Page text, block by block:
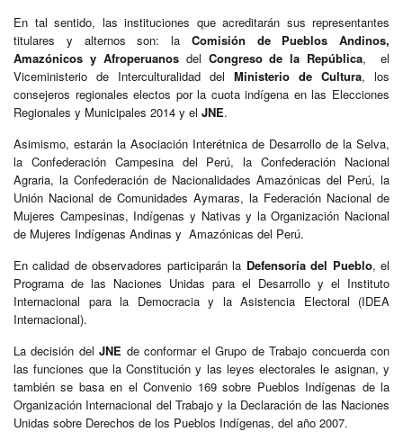
En tal sentido, las instituciones que acreditarán sus representantes
titulares y alternos son: la Comisión de Pueblos Andinos,
Amazónicos y Afroperuanos del Congreso de la República, el
Viceministerio de Interculturalidad del Ministerio de Cultura, los
consejeros regionales electos por la cuota indígena en las Elecciones
Regionales y Municipales 2014 y el JNE.
Asimismo, estarán la Asociación Interétnica de Desarrollo de la Selva,
la Confederación Campesina del Perú, la Confederación Nacional
Agraria, la Confederación de Nacionalidades Amazónicas del Perú, la
Unión Nacional de Comunidades Aymaras, la Federación Nacional de
Mujeres Campesinas, Indígenas y Nativas y la Organización Nacional
de Mujeres Indígenas Andinas y Amazónicas del Perú.
En calidad de observadores participarán la Defensoría del Pueblo, el
Programa de las Naciones Unidas para el Desarrollo y el Instituto
Internacional para la Democracia y la Asistencia Electoral (IDEA
Internacional).
La decisión delJNE de conformar el Grupo de Trabajo concuerda con
las funciones que la Constitución y las leyes electorales le asignan, y
también se basa en el Convenio 169 sobre Pueblos Indígenas de la
Organización Internacional del Trabajo y la Declaración de las Naciones
Unidas sobre Derechos de los Pueblos Indígenas, del año 2007.